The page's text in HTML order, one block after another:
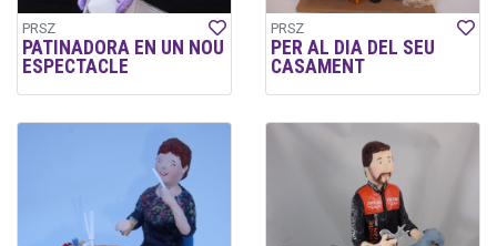
PRSZ
PATINADORA EN UN NOU
ESPECTACLE
PRSZ
PER AL DIA DEL SEU
CASAMENT